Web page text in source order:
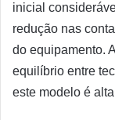
inicial
redução nas
do equipamento.
equilíbrio entre
este modelo é